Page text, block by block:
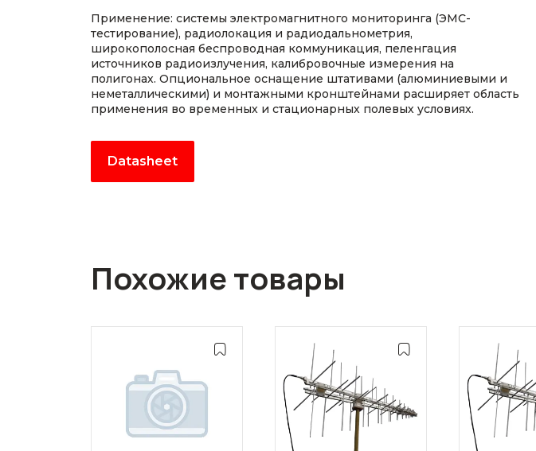
Применение: системы электромагнитного мониторинга (ЭМС-
тестирование), радиолокация и радиодальнометрия,
широкополосная беспроводная коммуникация, пеленгация
источников радиоизлучения, калибровочные измерения на
полигонах. Опциональное оснащение штативами (алюминиевыми и
неметаллическими) и монтажными кронштейнами расширяет область
применения во временных и стационарных полевых условиях.
Datasheet
Похожие товары